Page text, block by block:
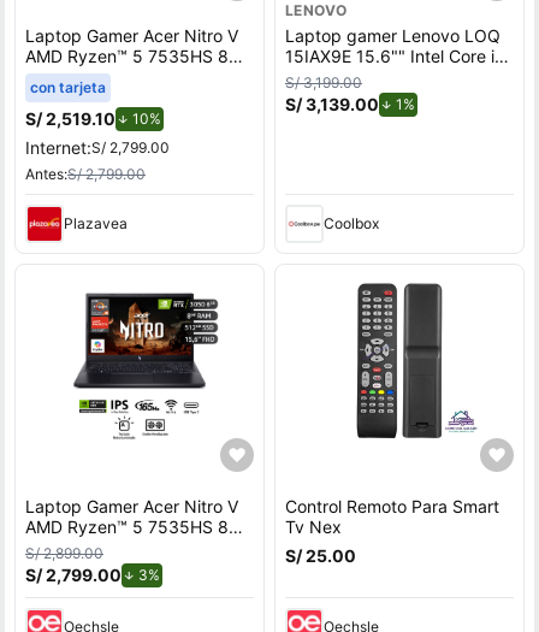
Laptop Gamer Acer Nitro V
AMD Ryzen™ 5 7535HS 8GB
RAM 512GB SSD 15.6"" RTX
3050
con tarjeta
S/ 2,519.10 10%
Internet:S/ 2,799.00
Antes:S/ 2,799.00
Plazavea
LENOVO
Laptop gamer Lenovo LOQ
15IAX9E 15.6"" Intel Core i5,
512GB SSD, 8GB RAM,
Windows 11 Home, gris
S/ 3,199.00
S/ 3,139.00 1%de descuento.
Coolbox
Laptop Gamer Acer Nitro V
AMD Ryzen™ 5 7535HS 8GB
RAM 512GB SSD 15.6"" RTX
3050.
S/ 2,899.00
S/ 2,799.00 3%
Oechsle
Control Remoto Para Smart
Tv Nex
S/ 25.00
Oechsle